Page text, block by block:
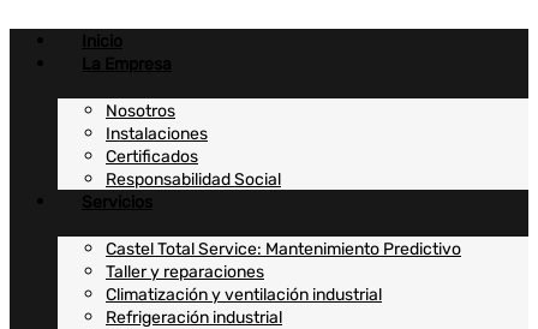
contenido
Inicio
La Empresa
Nosotros
Instalaciones
Certificados
Responsabilidad Social
Servicios
Castel Total Service: Mantenimiento Predictivo
Taller y reparaciones
Climatización y ventilación industrial
Refrigeración industrial